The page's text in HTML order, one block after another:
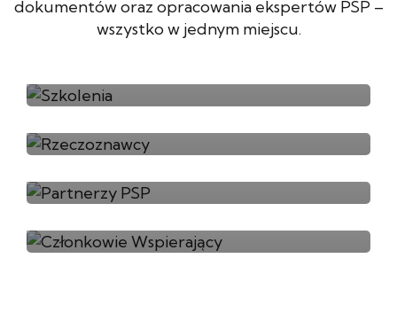
dokumentów oraz opracowania ekspertów PSP –
wszystko w jednym miejscu.